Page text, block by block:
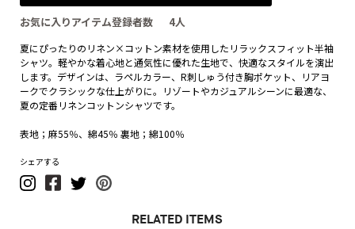
お気に入りアイテム登録者数 4人
夏にぴったりのリネン×コットン素材を使用したリラックスフィット半袖
シャツ。軽やかな着心地と通気性に優れた生地で、快適なスタイルを演出
します。デザインは、ラペルカラー、R刺しゅう付き胸ポケット、リアヨ
ークでクラシックな仕上がりに。リゾートやカジュアルシーンに最適な、
夏の定番リネンコットンシャツです。
表地；麻55％、綿45％ 裏地；綿100％
シェアする
RELATED ITEMS